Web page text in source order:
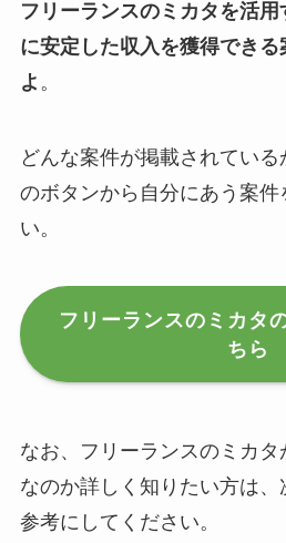
フリーランスのミカタを活
に安定した収入を獲得でき
よ 。
どんな案件が掲載されてい
のボタンから自分にあう案件
い。
フリーランスのミカタ
ちら
なお、フリーランスのミカタ
なのか詳しく知りたい方は
参考にしてください。